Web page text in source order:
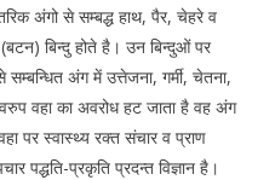
अंगो से सम्बद्ध हाथ, पैर, चेहरे व
बिन्दु होते है। उन बिन्दुओं पर
अंग में उत्तेजना, गर्मी, चेतना,
वहा का अवरोध हट जाता है वह अंग
पर स्वास्थ्य रक्त संचार व प्राण
पद्धति-प्रकृति प्रदन्त विज्ञान है।